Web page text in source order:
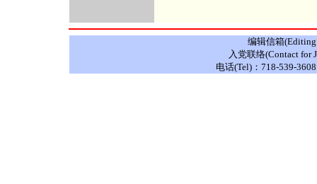
编辑信箱
入党联络(Contact for
电话(Tel)：718-539-